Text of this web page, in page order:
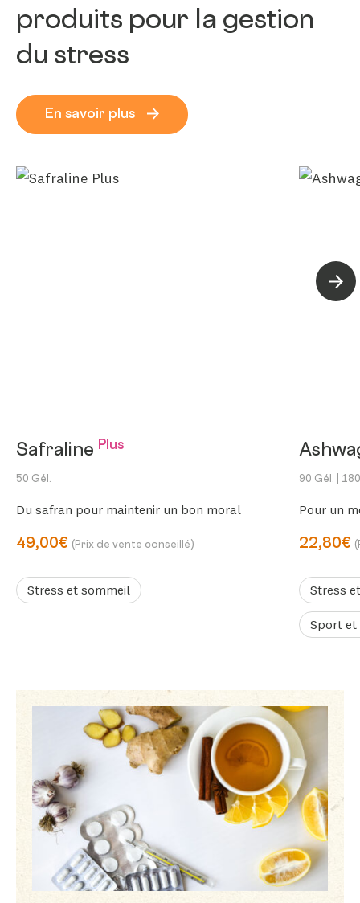
produits pour la gestion
du stress
En savoir plus
Safraline Plus
50 Gél.
Du safran pour maintenir un bon moral
49,00€ (Prix de vente conseillé)
Stress et sommeil
90 Gél. |
Pour un
22,80€
Stress
Sport